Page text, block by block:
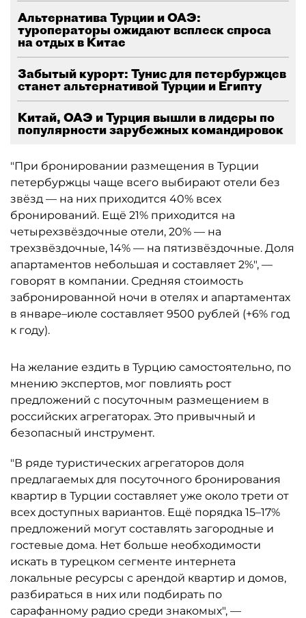
Альтернатива Турции и ОАЭ:
туроператоры ожидают всплеск спроса
на отдых в Китае
Забытый курорт: Тунис для петербуржцев
станет альтернативой Турции и Египту
Китай, ОАЭ и Турция вышли в лидеры по
популярности зарубежных командировок
"При бронировании размещения в Турции
петербуржцы чаще всего выбирают отели без
звёзд — на них приходится 40% всех
бронирований. Ещё 21% приходится на
четырехзвёздочные отели, 20% — на
трехзвёздочные, 14% — на пятизвёздочные. Доля
апартаментов небольшая и составляет 2%", —
говорят в компании. Средняя стоимость
забронированной ночи в отелях и апартаментах
в январе–июле составляет 9500 рублей (+6% год
к году).
На желание ездить в Турцию самостоятельно, по
мнению экспертов, мог повлиять рост
предложений с посуточным размещением в
российских агрегаторах. Это привычный и
безопасный инструмент.
"В ряде туристических агрегаторов доля
предлагаемых для посуточного бронирования
квартир в Турции составляет уже около трети от
всех доступных вариантов. Ещё порядка 15–17%
предложений могут составлять загородные и
гостевые дома. Нет больше необходимости
искать в турецком сегменте интернета
локальные ресурсы с арендой квартир и домов,
разбираться в них или подбирать по
сарафанному радио среди знакомых", —